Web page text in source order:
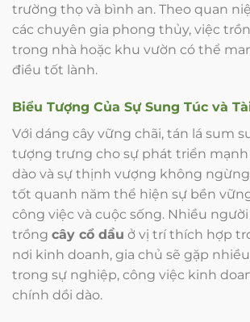
trường thọ và bình an. Theo quan
các chuyên gia phong thủy, việc
trong nhà hoặc khu vườn có thể
điều tốt lành.
Biểu Tượng Của Sự Sung Túc và
Với dáng cây vững chãi, tán lá sum
tượng trưng cho sự phát triển mạnh
dào và sự thịnh vượng không
tốt quanh năm thể hiện sự bền
công việc và cuộc sống. Nhiều
trồng cây cổ dầu ở vị trí thích hợp
nơi kinh doanh, gia chủ sẽ gặp
trong sự nghiệp, công việc kinh
chính dồi dào.